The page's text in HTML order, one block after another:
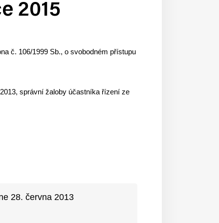
2015
č. 106/1999 Sb., o svobodném přístupu
správní žaloby účastníka řízení ze
28. června 2013